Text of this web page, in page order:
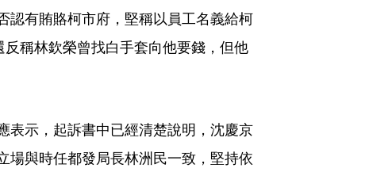
認有賄賂柯市府，堅稱以員工名義給柯
稱林欽榮曾找白手套向他要錢，但他
表示，起訴書中已經清楚說明，沈慶京
場與時任都發局長林洲民一致，堅持依